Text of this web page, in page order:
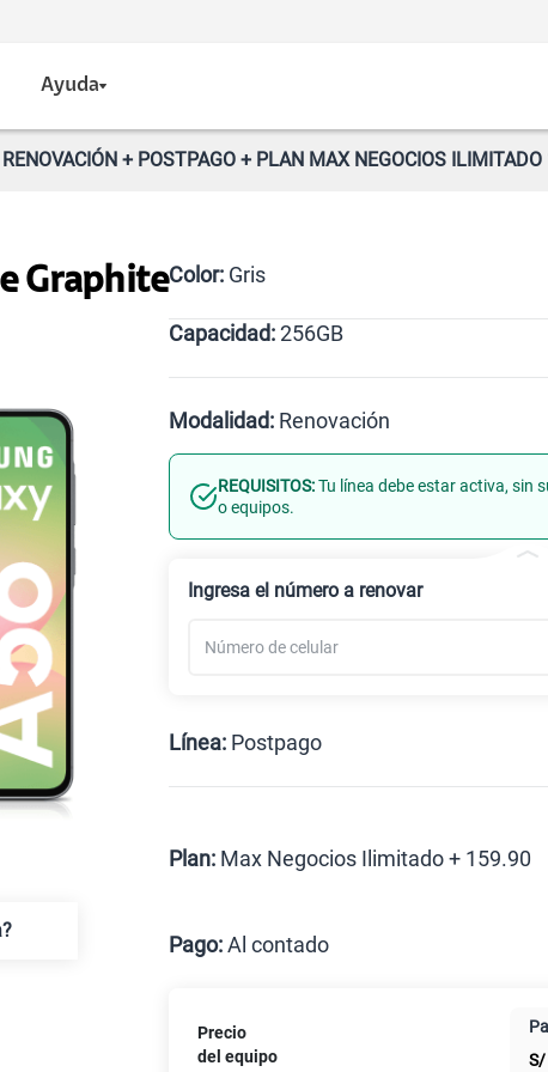
Ayuda
+ POSTPAGO + PLAN MAX NEGOCIOS
GraphiteColor: Gris
Capacidad:256GB
Modalidad:Renovación
Línea Nueva Portabilidad
REQUISITOS:Tu línea debe estar activa, sin
o equipos.
Ingresa el número a renovar
Línea: Postpago
Plan: Max Negocios Ilimitado + 159.90
Paga solo
Pago:Al contado
Cuotas
Precio
del equipo